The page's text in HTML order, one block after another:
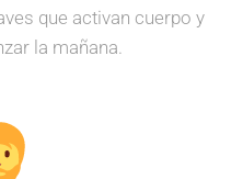
que activan cuerpo y
la mañana.